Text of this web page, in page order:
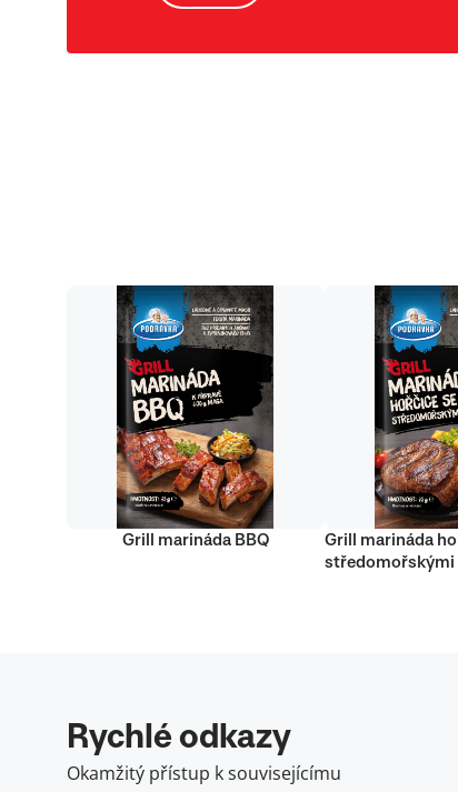
Grill marináda BBQ
Grill marináda
středomořskými
Rychlé odkazy
Okamžitý přístup k souvisejícímu